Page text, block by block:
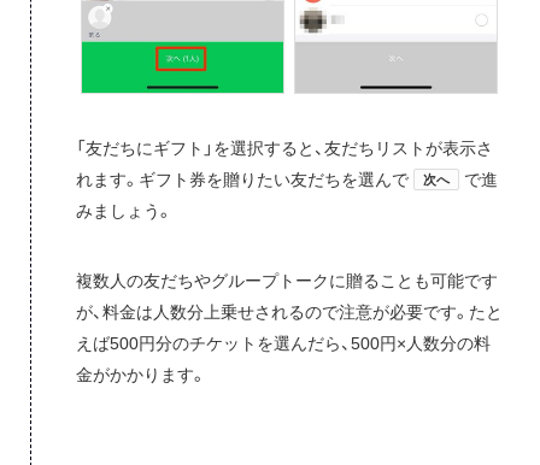
「友だちにギフト」を選択すると、友だちリストが表示さ
れます。ギフト券を贈りたい友だちを選んで
次へ
で進
みましょう。
複数人の友だちやグループトークに贈ることも可能です
が、料金は人数分上乗せされるので注意が必要です。たと
えば500円分のチケットを選んだら、500円×人数分の料
金がかかります。